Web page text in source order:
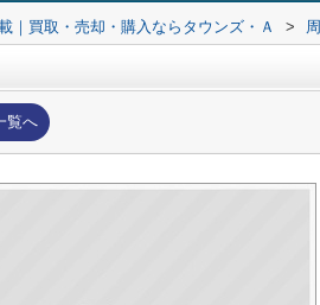
｜買取・売却・購入ならタウンズ・Ａ >
覧へ